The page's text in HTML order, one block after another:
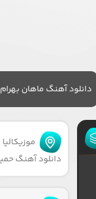
دانلود آهنگ ماهان
موزیکالیا
دانلود آهنگ